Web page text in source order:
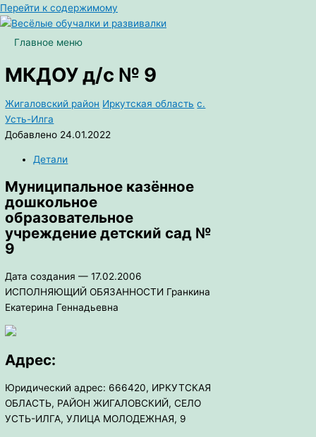
Перейти к содержимому
Главное меню
МКДОУ д/с № 9
Жигаловский район Иркутская область с.
Усть-Илга
Добавлено 24.01.2022
Детали
Муниципальное казённое
дошкольное
образовательное
учреждение детский сад №
9
Дата создания — 17.02.2006
ИСПОЛНЯЮЩИЙ ОБЯЗАННОСТИ Гранкина
Екатерина Геннадьевна
Адрес:
Юридический адрес: 666420, ИРКУТСКАЯ
ОБЛАСТЬ, РАЙОН ЖИГАЛОВСКИЙ, СЕЛО
УСТЬ-ИЛГА, УЛИЦА МОЛОДЕЖНАЯ, 9